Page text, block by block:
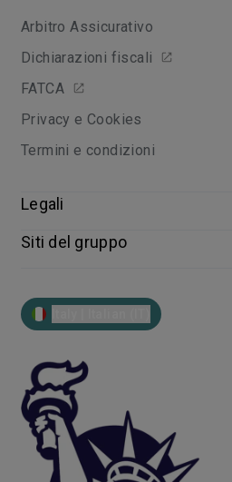
Arbitro Assicurativo
Dichiarazioni fiscali
FATCA
Privacy e Cookies
Termini e condizioni
Legali
Siti del gruppo